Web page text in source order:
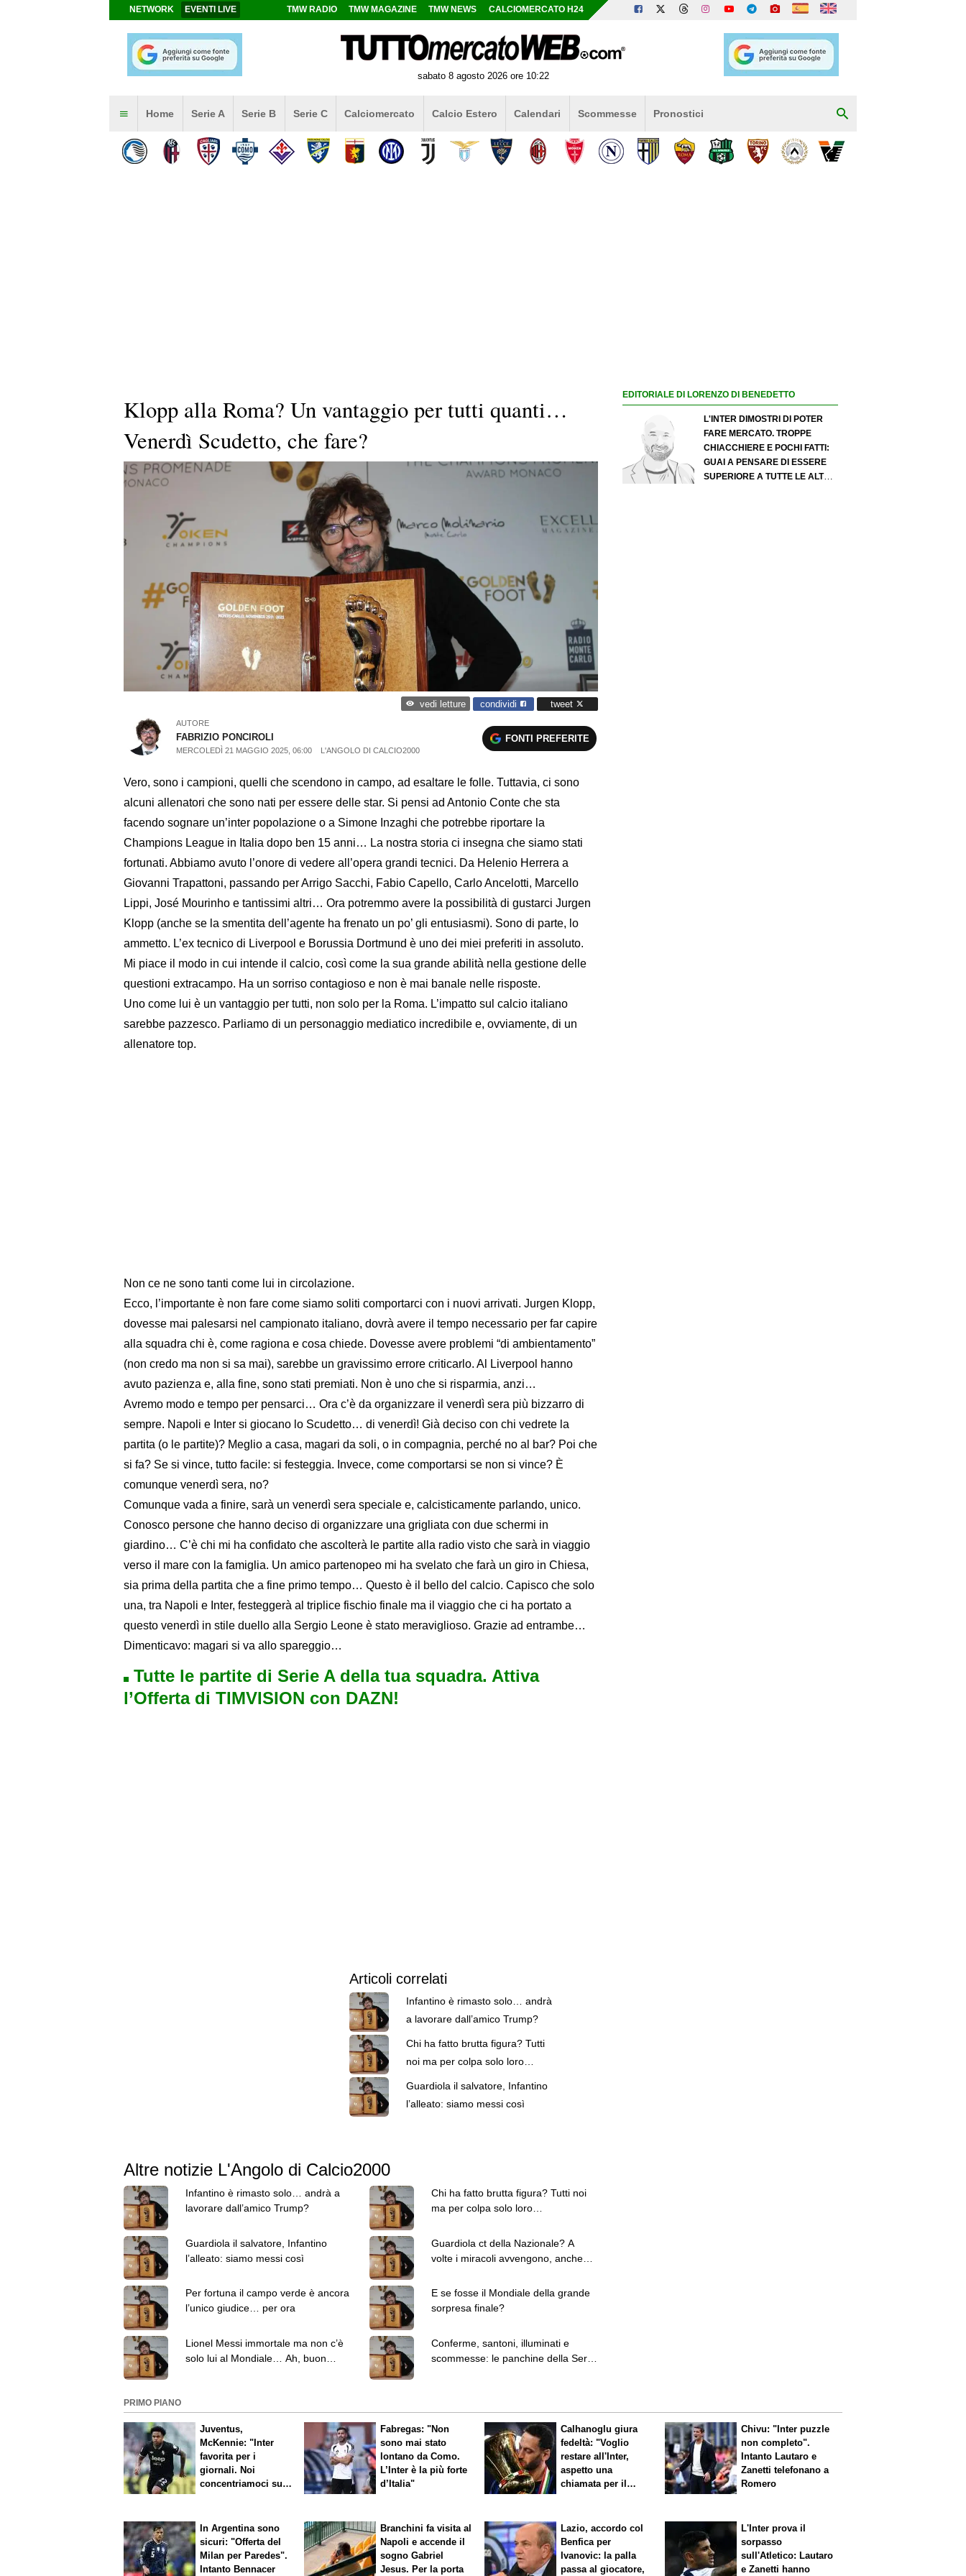
NETWORK EVENTI LIVE TMW RADIO TMW MAGAZINE TMW NEWS CALCIOMERCATO H24
sabato 8 agosto 2026 ore 10:22
Home Serie A Serie B Serie C Calciomercato Calcio Estero Calendari Scommesse Pronostici
Klopp alla Roma? Un vantaggio per tutti quanti…
Venerdì Scudetto, che fare?
vedi letture condividi tweet
AUTORE
FABRIZIO PONCIROLI
MERCOLEDÌ 21 MAGGIO 2025, 06:00 L'ANGOLO DI CALCIO2000
FONTI PREFERITE
Vero, sono i campioni, quelli che scendono in campo, ad esaltare le folle. Tuttavia, ci sono
alcuni allenatori che sono nati per essere delle star. Si pensi ad Antonio Conte che sta
facendo sognare un’inter popolazione o a Simone Inzaghi che potrebbe riportare la
Champions League in Italia dopo ben 15 anni… La nostra storia ci insegna che siamo stati
fortunati. Abbiamo avuto l’onore di vedere all’opera grandi tecnici. Da Helenio Herrera a
Giovanni Trapattoni, passando per Arrigo Sacchi, Fabio Capello, Carlo Ancelotti, Marcello
Lippi, José Mourinho e tantissimi altri… Ora potremmo avere la possibilità di gustarci Jurgen
Klopp (anche se la smentita dell’agente ha frenato un po’ gli entusiasmi). Sono di parte, lo
ammetto. L’ex tecnico di Liverpool e Borussia Dortmund è uno dei miei preferiti in assoluto.
Mi piace il modo in cui intende il calcio, così come la sua grande abilità nella gestione delle
questioni extracampo. Ha un sorriso contagioso e non è mai banale nelle risposte.
Uno come lui è un vantaggio per tutti, non solo per la Roma. L’impatto sul calcio italiano
sarebbe pazzesco. Parliamo di un personaggio mediatico incredibile e, ovviamente, di un
allenatore top.
Non ce ne sono tanti come lui in circolazione.
Ecco, l’importante è non fare come siamo soliti comportarci con i nuovi arrivati. Jurgen Klopp,
dovesse mai palesarsi nel campionato italiano, dovrà avere il tempo necessario per far capire
alla squadra chi è, come ragiona e cosa chiede. Dovesse avere problemi “di ambientamento”
(non credo ma non si sa mai), sarebbe un gravissimo errore criticarlo. Al Liverpool hanno
avuto pazienza e, alla fine, sono stati premiati. Non è uno che si risparmia, anzi…
Avremo modo e tempo per pensarci… Ora c’è da organizzare il venerdì sera più bizzarro di
sempre. Napoli e Inter si giocano lo Scudetto… di venerdì! Già deciso con chi vedrete la
partita (o le partite)? Meglio a casa, magari da soli, o in compagnia, perché no al bar? Poi che
si fa? Se si vince, tutto facile: si festeggia. Invece, come comportarsi se non si vince? È
comunque venerdì sera, no?
Comunque vada a finire, sarà un venerdì sera speciale e, calcisticamente parlando, unico.
Conosco persone che hanno deciso di organizzare una grigliata con due schermi in
giardino… C’è chi mi ha confidato che ascolterà le partite alla radio visto che sarà in viaggio
verso il mare con la famiglia. Un amico partenopeo mi ha svelato che farà un giro in Chiesa,
sia prima della partita che a fine primo tempo… Questo è il bello del calcio. Capisco che solo
una, tra Napoli e Inter, festeggerà al triplice fischio finale ma il viaggio che ci ha portato a
questo venerdì in stile duello alla Sergio Leone è stato meraviglioso. Grazie ad entrambe…
Dimenticavo: magari si va allo spareggio…
Tutte le partite di Serie A della tua squadra. Attiva
l’Offerta di TIMVISION con DAZN!
Articoli correlati
Infantino è rimasto solo… andrà
a lavorare dall’amico Trump?
Chi ha fatto brutta figura? Tutti
noi ma per colpa solo loro…
Guardiola il salvatore, Infantino
l’alleato: siamo messi così
Altre notizie L'Angolo di Calcio2000
Infantino è rimasto solo… andrà a
lavorare dall’amico Trump?
Chi ha fatto brutta figura? Tutti noi
ma per colpa solo loro…
Guardiola il salvatore, Infantino
l’alleato: siamo messi così
Guardiola ct della Nazionale? A
volte i miracoli avvengono, anche
Per fortuna il campo verde è ancora
l’unico giudice… per ora
E se fosse il Mondiale della grande
sorpresa finale?
Lionel Messi immortale ma non c’è
solo lui al Mondiale… Ah, buon
Conferme, santoni, illuminati e
scommesse: le panchine della Serie
EDITORIALE DI LORENZO DI BENEDETTO
L'INTER DIMOSTRI DI POTER
FARE MERCATO. TROPPE
CHIACCHIERE E POCHI FATTI:
GUAI A PENSARE DI ESSERE
SUPERIORE A TUTTE LE ALTRE
PRIMO PIANO
Juventus,
McKennie: "Inter
favorita per i
giornali. Noi
concentriamoci sul
Fabregas: "Non
sono mai stato
lontano da Como.
L’Inter è la più forte
d’Italia"
Calhanoglu giura
fedeltà: "Voglio
restare all'Inter,
aspetto una
chiamata per il
Chivu: "Inter puzzle
non completo".
Intanto Lautaro e
Zanetti telefonano a
Romero
In Argentina sono
sicuri: "Offerta del
Milan per Paredes".
Intanto Bennacer
Branchini fa visita al
Napoli e accende il
sogno Gabriel
Jesus. Per la porta
Lazio, accordo col
Benfica per
Ivanovic: la palla
passa al giocatore,
L'Inter prova il
sorpasso
sull'Atletico: Lautaro
e Zanetti hanno